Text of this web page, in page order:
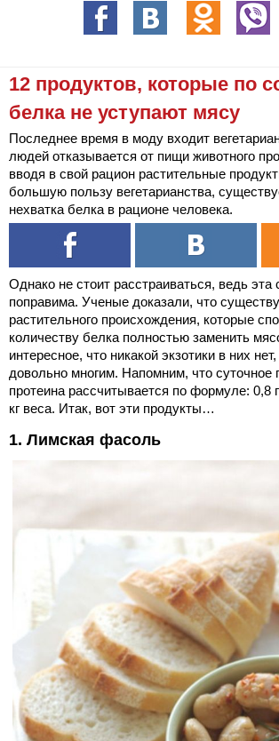
12 продуктов, которые по
белка не уступают мясу
Последнее время в моду входит
людей отказывается от пищи животного
вводя в свой рацион растительные
большую пользу вегетарианства,
нехватка белка в рационе человека.
Однако не стоит расстраиваться, ведь эта
поправима. Ученые доказали, что
растительного происхождения, которые
количеству белка полностью заменить
интересное, что никакой экзотики в них
довольно многим. Напомним, что суточное
протеина рассчитывается по формуле: 0,8
кг веса. Итак, вот эти продукты…
1. Лимская фасоль